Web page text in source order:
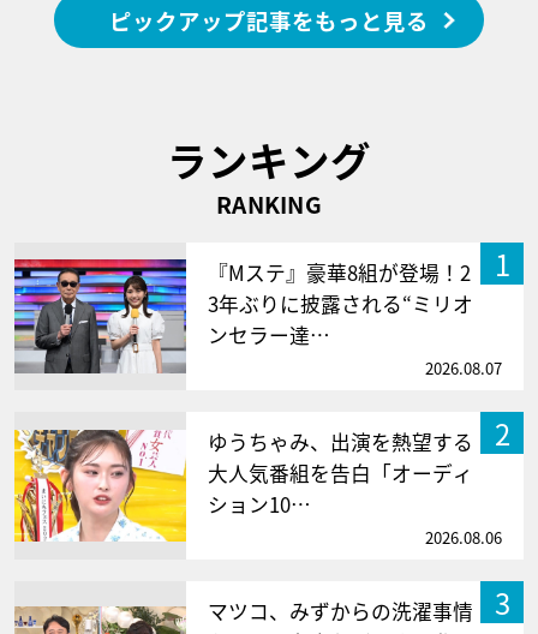
ピックアップ記事をもっと見る
ランキング
RANKING
1
『Mステ』豪華8組が登場！2
3年ぶりに披露される“ミリオ
ンセラー達…
2026.08.07
2
ゆうちゃみ、出演を熱望する
大人気番組を告白「オーディ
ション10…
2026.08.06
3
マツコ、みずからの洗濯事情